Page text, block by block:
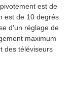
est de
est de 10 degrés
d'un réglage de
maximum
des téléviseurs